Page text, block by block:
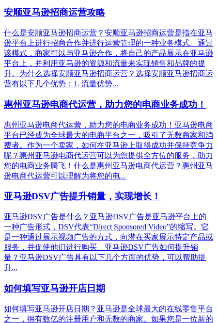
安顺亚马逊招商运营攻略
什么是安顺亚马逊招商运营？安顺亚马逊招商运营是指在亚马
逊平台上进行招商合作并进行运营管理的一种业务模式。通过
该模式，商家可以与亚马逊合作，将自己的产品展示在亚马逊
平台上，并利用亚马逊的资源和流量来实现销售和品牌的提
升。为什么选择安顺亚马逊招商运营？选择安顺亚马逊招商运
营有以下几个优势：1. 流量优势...
惠州亚马逊电商代运营，助力您的电商业务成功！
惠州亚马逊电商代运营，助力您的电商业务成功！亚马逊电商
平台已经成为全球最大的电商平台之一，吸引了无数商家和消
费者。作为一个卖家，如何在亚马逊上取得成功并保持竞争力
呢？惠州亚马逊电商代运营可以为您提供全方位的服务，助力
您的电商业务腾飞！什么是惠州亚马逊电商代运营？惠州亚马
逊电商代运营可以理解为将您的电...
亚马逊DSV广告提升销量，实现增长！
亚马逊DSV广告是什么？亚马逊DSV广告是亚马逊平台上的
一种广告形式，DSV代表“Direct Sponsored Video”的缩写。它
是一种通过展示视频广告的方式，向潜在买家展示特定产品或
服务，并促使他们进行购买。亚马逊DSV广告如何提升销
量？亚马逊DSV广告具有以下几个方面的优势，可以帮助提
升...
如何填写亚马逊开店日期
如何填写亚马逊开店日期？亚马逊是全球最大的在线零售平台
之一，拥有数亿的注册用户和无数的商家。如果您是一位新的